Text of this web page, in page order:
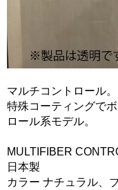
マルチコントロール。
特殊コーティングで
ロール系モデル。
MULTIFIBER
日本製
カラー ナチュラル、